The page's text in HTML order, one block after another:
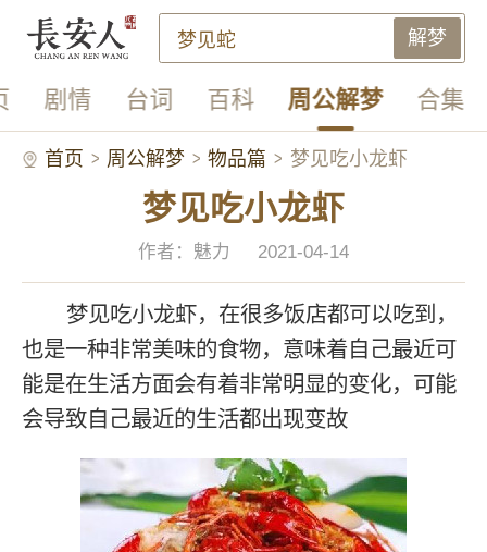
解梦
剧情 台词 百科 周公解梦 合集
首页 周公解梦 物品篇 梦见吃小龙虾
梦见吃小龙虾
作者：魅力 2021-04-14
梦见吃小龙虾，在很多饭店都可以吃到，
也是一种非常美味的食物，意味着自己最近可
能是在生活方面会有着非常明显的变化，可能
会导致自己最近的生活都出现变故